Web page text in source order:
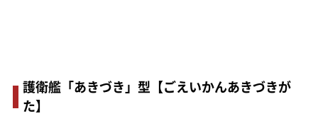
護衛艦「あきづき」型【ごえいかんあきづきが
た】